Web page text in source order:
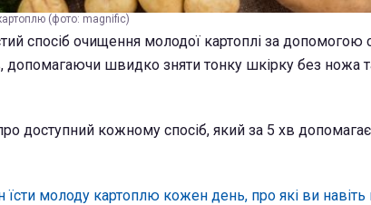
(фото: magnific)
спосіб очищення молодої картоплі за допомогою
допомагаючи швидко зняти тонку шкірку без ножа
доступний кожному спосіб, який за 5 хв
їсти молоду картоплю кожен день, про які ви навіть